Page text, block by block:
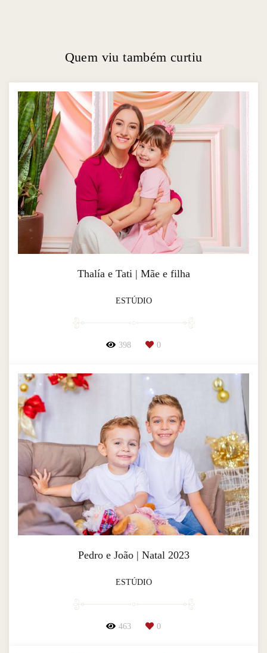
Quem viu também curtiu
Thalía e Tati | Mãe e filha
ESTÚDIO
398 0
Pedro e João | Natal 2023
ESTÚDIO
463 0